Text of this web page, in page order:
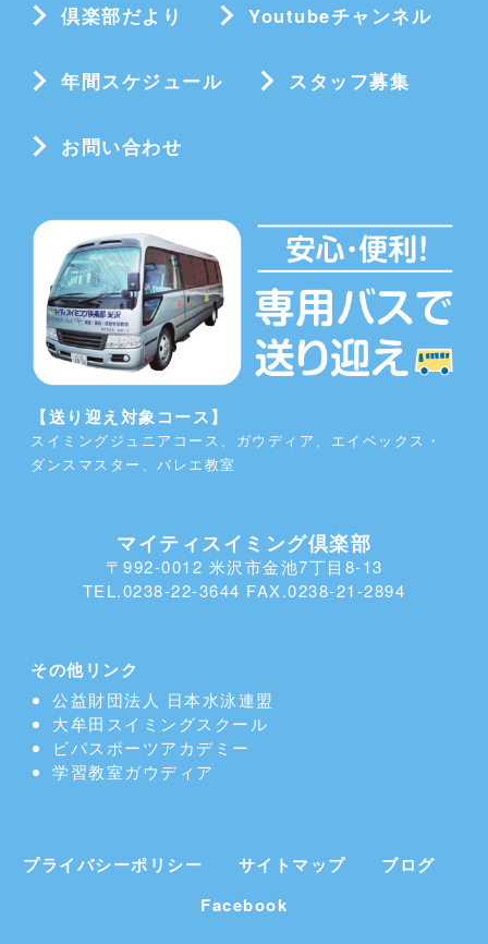
倶楽部だより Youtubeチャンネル
年間スケジュール スタッフ募集
お問い合わせ
【送り迎え対象コース】
スイミングジュニアコース、ガウディア、エイベックス・
ダンスマスター、バレエ教室
マイティスイミング倶楽部
〒992-0012 米沢市金池7丁目8-13
TEL.0238-22-3644 FAX.0238-21-2894
その他リンク
公益財団法人 日本水泳連盟
大牟田スイミングスクール
ビバスポーツアカデミー
学習教室ガウディア
プライバシーポリシー サイトマップ
ブログ
Facebook